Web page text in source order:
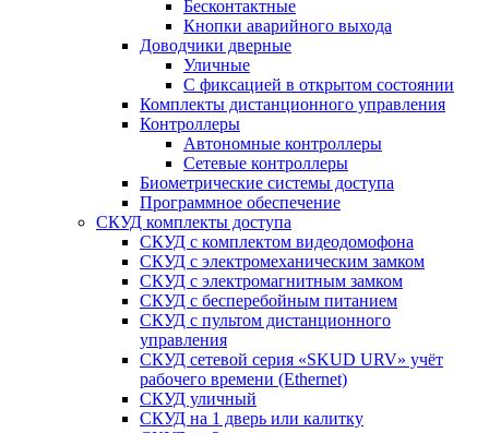
Бесконтактные
Кнопки аварийного выхода
Доводчики дверные
Уличные
С фиксацией в открытом состоянии
Комплекты дистанционного управления
Контроллеры
Автономные контроллеры
Сетевые контроллеры
Биометрические системы доступа
Программное обеспечение
СКУД комплекты доступа
СКУД с комплектом видеодомофона
СКУД с электромеханическим замком
СКУД с электромагнитным замком
СКУД с бесперебойным питанием
СКУД с пультом дистанционного
управления
СКУД сетевой серия «SKUD URV» учёт
рабочего времени (Ethernet)
СКУД уличный
СКУД на 1 дверь или калитку